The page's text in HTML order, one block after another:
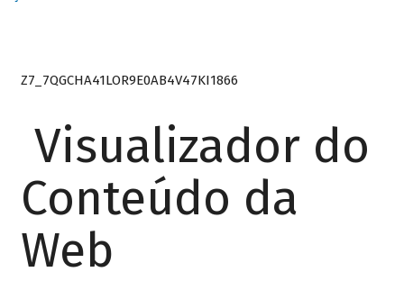
Z7_7QGCHA41LOR9E0AB4V47KI1866
Visualizador do
Conteúdo da
Web